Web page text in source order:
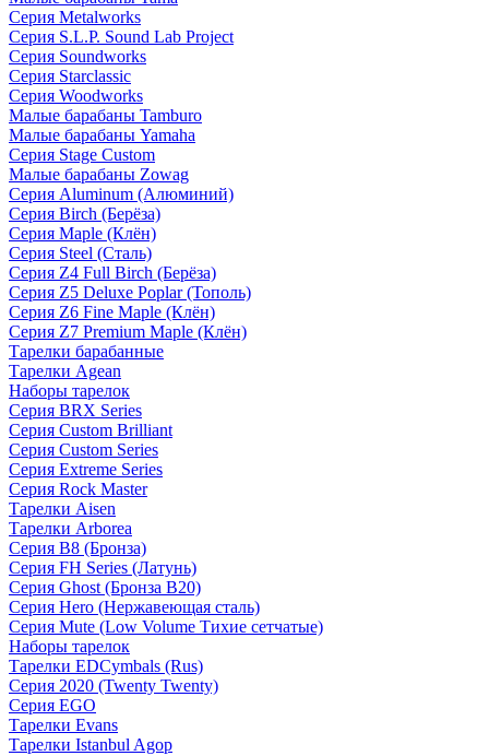
Серия Metalworks
Серия S.L.P. Sound Lab Project
Серия Soundworks
Серия Starclassic
Серия Woodworks
Малые барабаны Tamburo
Малые барабаны Yamaha
Серия Stage Custom
Малые барабаны Zowag
Серия Aluminum (Алюминий)
Серия Birch (Берёза)
Серия Maple (Клён)
Серия Steel (Сталь)
Серия Z4 Full Birch (Берёза)
Серия Z5 Deluxe Poplar (Тополь)
Серия Z6 Fine Maple (Клён)
Серия Z7 Premium Maple (Клён)
Тарелки барабанные
Тарелки Agean
Наборы тарелок
Серия BRX Series
Серия Custom Brilliant
Серия Custom Series
Серия Extreme Series
Серия Rock Master
Тарелки Aisen
Тарелки Arborea
Серия B8 (Бронза)
Серия FH Series (Латунь)
Серия Ghost (Бронза B20)
Серия Hero (Нержавеющая сталь)
Серия Mute (Low Volume Тихие сетчатые)
Наборы тарелок
Тарелки EDCymbals (Rus)
Серия 2020 (Twenty Twenty)
Серия EGO
Тарелки Evans
Тарелки Istanbul Agop